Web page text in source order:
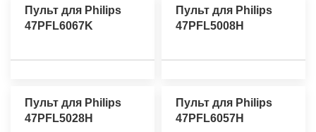
Пульт для Philips
47PFL6067K
Пульт для Philips
47PFL5008H
Пульт для Philips
47PFL5028H
Пульт для Philips
47PFL6057H